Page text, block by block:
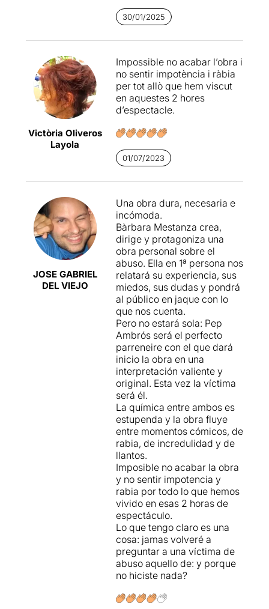
afronta allò que li passa com
pot i com li dona la gana.
30/01/2025
Victòria Oliveros
Layola
Impossible no acabar l’obra i
no sentir impotència i ràbia
per tot allò que hem viscut
en aquestes 2 hores
d’espectacle.
01/07/2023
JOSE GABRIEL
DEL VIEJO
Una obra dura, necesaria e
incómoda.
Bàrbara Mestanza crea,
dirige y protagoniza una
obra personal sobre el
abuso. Ella en 1ª persona nos
relatará su experiencia, sus
miedos, sus dudas y pondrá
al público en jaque con lo
que nos cuenta.
Pero no estará sola: Pep
Ambrós será el perfecto
parreneire con el que dará
inicio la obra en una
interpretación valiente y
original. Esta vez la víctima
será él.
La química entre ambos es
estupenda y la obra fluye
entre momentos cómicos, de
rabia, de incredulidad y de
llantos.
Imposible no acabar la obra
y no sentir impotencia y
rabia por todo lo que hemos
vivido en esas 2 horas de
espectáculo.
Lo que tengo claro es una
cosa: jamas volveré a
preguntar a una víctima de
abuso aquello de: y porque
no hiciste nada?